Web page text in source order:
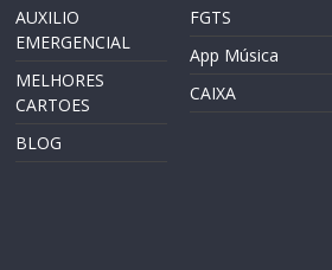
AUXILIO
EMERGENCIAL
MELHORES
CARTOES
BLOG
FGTS
App Música
CAIXA